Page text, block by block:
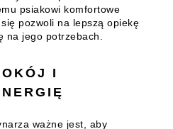
psiakowi komfortowe
pozwoli na lepszą opiekę
na jego potrzebach.
I
ważne jest, aby